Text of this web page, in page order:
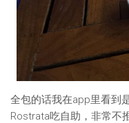
全包的话我在app里看到
Rostrata吃自助，非常不